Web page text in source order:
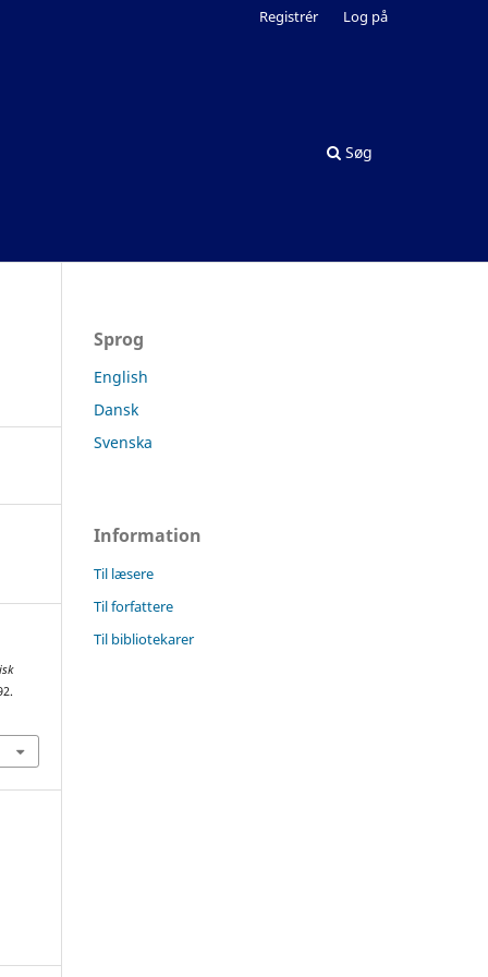
Søg
Registrér Log på
Sprog
English
Dansk
Svenska
Information
Til læsere
Til forfattere
Til bibliotekarer